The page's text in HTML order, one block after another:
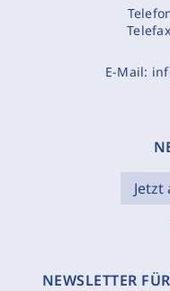
E-Mail:
NEWSLETTER